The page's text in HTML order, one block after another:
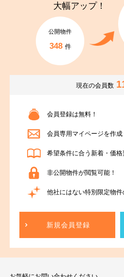
大幅アップ！
公開物件
348 件
現在の会員数
会員登録は無料！
会員専用マイページを作成
希望条件に合う新着・価格
非公開物件が閲覧可能！
他社にはない特別限定物件
新規会員登録